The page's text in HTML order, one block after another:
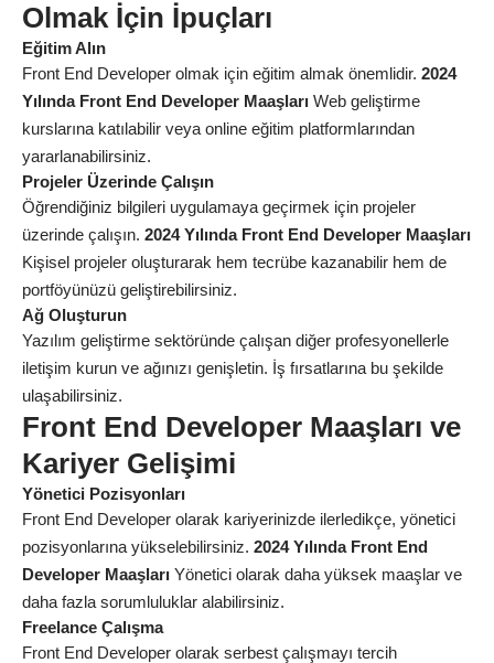
Olmak İçin İpuçları
Eğitim Alın
Front End Developer olmak için eğitim almak önemlidir. 2024
Yılında Front End Developer Maaşları Web geliştirme
kurslarına katılabilir veya online eğitim platformlarından
yararlanabilirsiniz.
Projeler Üzerinde Çalışın
Öğrendiğiniz bilgileri uygulamaya geçirmek için projeler
üzerinde çalışın. 2024 Yılında Front End Developer Maaşları
Kişisel projeler oluşturarak hem tecrübe kazanabilir hem de
portföyünüzü geliştirebilirsiniz.
Ağ Oluşturun
Yazılım geliştirme sektöründe çalışan diğer profesyonellerle
iletişim kurun ve ağınızı genişletin. İş fırsatlarına bu şekilde
ulaşabilirsiniz.
Front End Developer Maaşları ve
Kariyer Gelişimi
Yönetici Pozisyonları
Front End Developer olarak kariyerinizde ilerledikçe, yönetici
pozisyonlarına yükselebilirsiniz. 2024 Yılında Front End
Developer Maaşları Yönetici olarak daha yüksek maaşlar ve
daha fazla sorumluluklar alabilirsiniz.
Freelance Çalışma
Front End Developer olarak serbest çalışmayı tercih